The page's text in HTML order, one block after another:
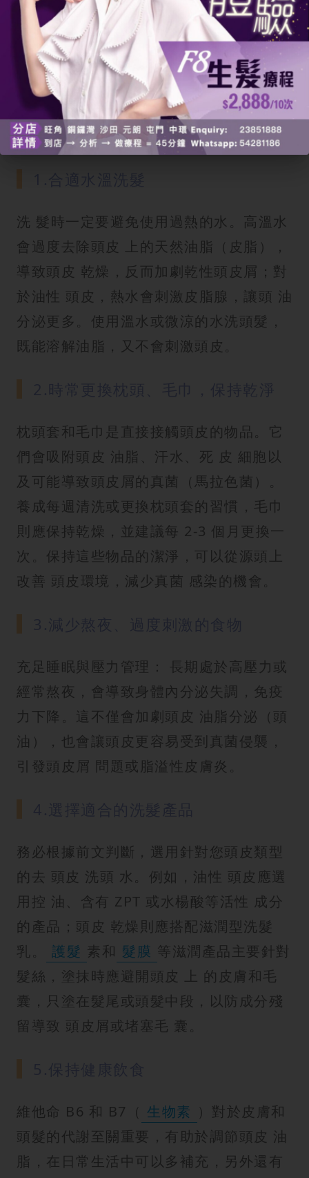
法
擊退頭皮屑不僅需要選對去屑洗頭 水，更
需要從日常習慣著手，全方位改善 頭皮狀
況 。以下是5個詳細的 頭皮護理 步驟與
生活建議：
1.合適水溫洗髮
洗 髮時一定要避免使用過熱的水。高溫水
會過度去除頭皮 上的天然油脂（皮脂），
導致頭皮 乾燥，反而加劇乾性頭皮屑；對
於油性 頭皮，熱水會刺激皮脂腺，讓頭 油
分泌更多。使用溫水或微涼的水洗頭髮，
既能溶解油脂，又不會刺激頭皮。
枕頭套和毛巾是直接接觸頭皮的物品。它
們會吸附頭皮 油脂、汗水、死 皮 細胞以
及可能導致頭皮屑的真菌（馬拉色菌）。
養成每週清洗或更換枕頭套的習慣，毛巾
則應保持乾燥，並建議每 2-3 個月更換一
次。保持這些物品的潔淨，可以從源頭上
改善 頭皮環境，減少真菌 感染的機會。
充足睡眠與壓力管理： 長期處於高壓力或
經常熬夜，會導致身體內分泌失調，免疫
力下降。這不僅會加劇頭皮 油脂分泌（頭
油），也會讓頭皮更容易受到真菌侵襲，
引發頭皮屑 問題或脂溢性皮膚炎。
務必根據前文判斷，選用針對您頭皮類型
的去 頭皮 洗頭 水。例如，油性 頭皮應選
用控 油、含有 ZPT 或水楊酸等活性 成分
的產品；頭皮 乾燥則應搭配滋潤型洗髮
乳。
護髮 素和 髮膜 等滋潤產品主要針對
髮絲，塗抹時應避開頭皮 上 的皮膚和毛
囊，只塗在髮尾或頭髮中段，以防成分殘
留導致 頭皮屑或堵塞毛 囊。
維他命 B6 和 B7（ 生物素 ）對於皮膚和
頭髮的代謝至關重要，有助於調節頭皮 油
脂，在日常生活中可以多補充，另外還有